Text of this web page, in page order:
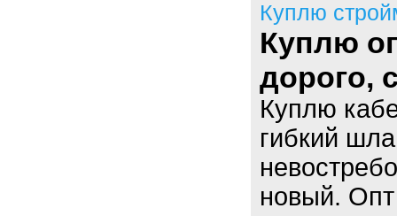
Куплю
Куплю
дорого,
Куплю
гибкий
новый.